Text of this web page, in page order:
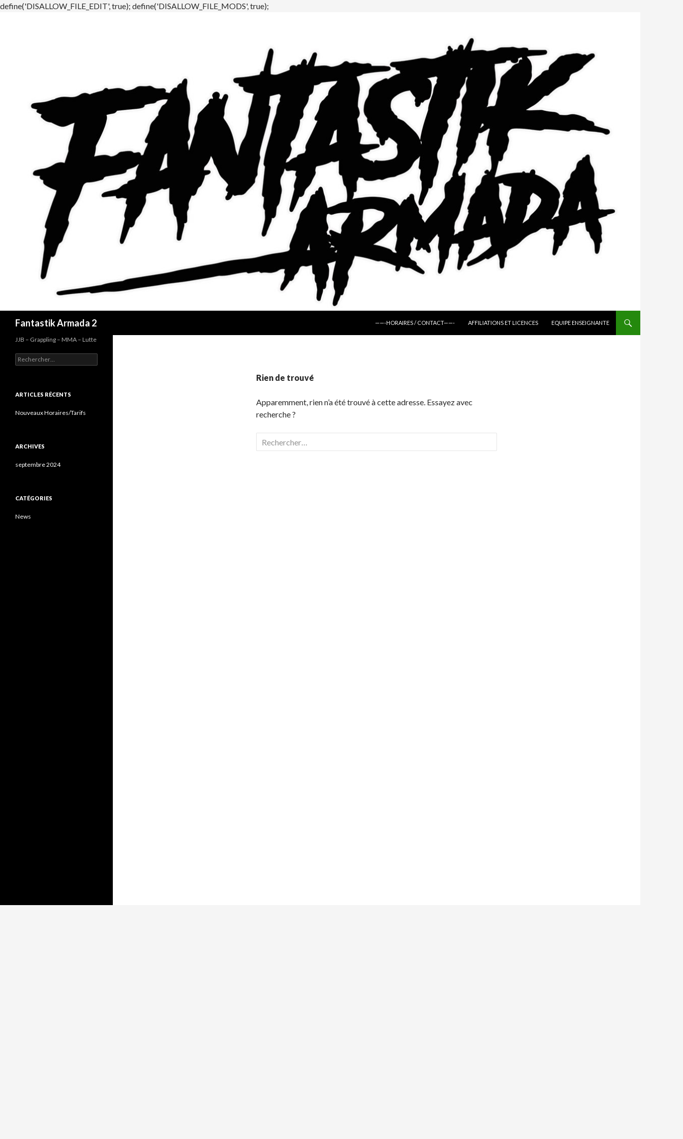
define('DISALLOW_FILE_EDIT', true); define('DISALLOW_FILE_MODS', true);
Fantastik Armada 2
——-HORAIRES / CONTACT——-
AFFILIATIONS ET LICENCES EQUIPE ENSEIGNANTE
Rien de trouvé
Apparemment, rien n’a été trouvé à cette adresse. Essayez avec
recherche ?
Rechercher :
JJB – Grappling – MMA – Lutte
Rechercher :
ARTICLES RÉCENTS
Nouveaux Horaires/Tarifs
ARCHIVES
septembre 2024
CATÉGORIES
News